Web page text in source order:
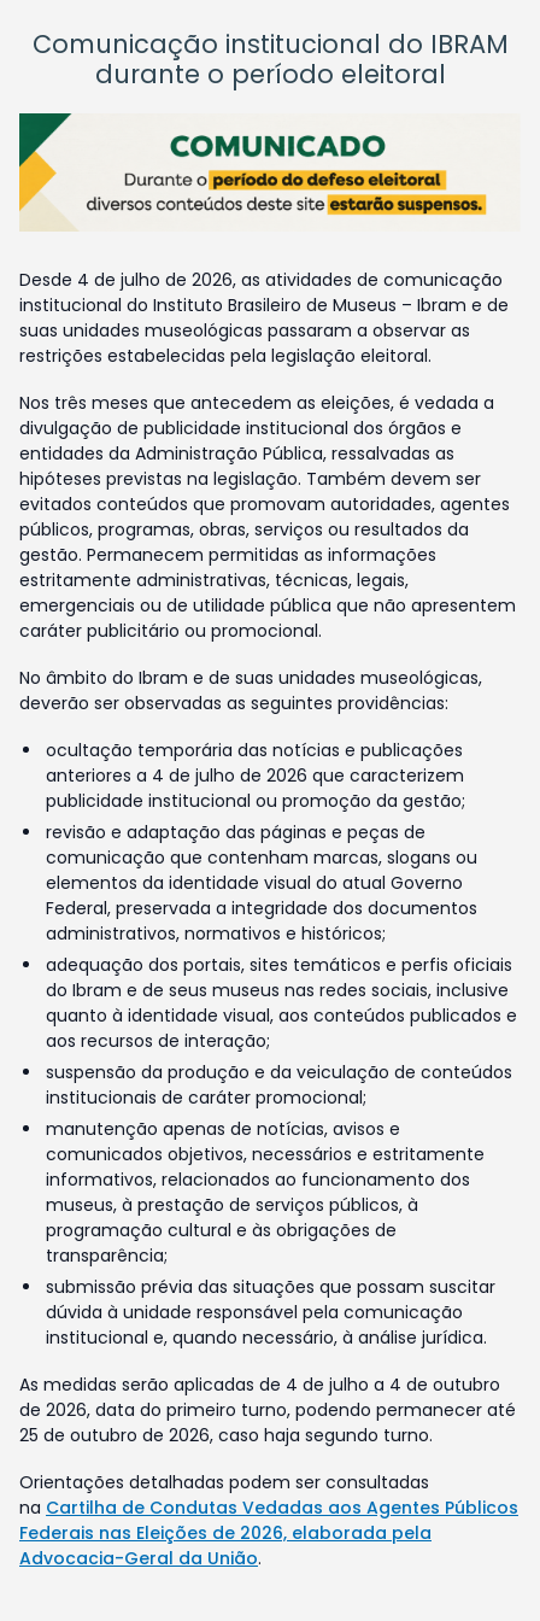
Comunicação institucional do IBRAM
durante o período eleitoral
Desde 4 de julho de 2026, as atividades de comunicação
institucional do Instituto Brasileiro de Museus – Ibram e de
suas unidades museológicas passaram a observar as
restrições estabelecidas pela legislação eleitoral.
Nos três meses que antecedem as eleições, é vedada a
divulgação de publicidade institucional dos órgãos e
entidades da Administração Pública, ressalvadas as
hipóteses previstas na legislação. Também devem ser
evitados conteúdos que promovam autoridades, agentes
públicos, programas, obras, serviços ou resultados da
gestão. Permanecem permitidas as informações
estritamente administrativas, técnicas, legais,
emergenciais ou de utilidade pública que não apresentem
caráter publicitário ou promocional.
No âmbito do Ibram e de suas unidades museológicas,
deverão ser observadas as seguintes providências:
ocultação temporária das notícias e publicações
anteriores a 4 de julho de 2026 que caracterizem
publicidade institucional ou promoção da gestão;
revisão e adaptação das páginas e peças de
comunicação que contenham marcas, slogans ou
elementos da identidade visual do atual Governo
Federal, preservada a integridade dos documentos
administrativos, normativos e históricos;
adequação dos portais, sites temáticos e perfis oficiais
do Ibram e de seus museus nas redes sociais, inclusive
quanto à identidade visual, aos conteúdos publicados e
aos recursos de interação;
suspensão da produção e da veiculação de conteúdos
institucionais de caráter promocional;
manutenção apenas de notícias, avisos e
comunicados objetivos, necessários e estritamente
informativos, relacionados ao funcionamento dos
museus, à prestação de serviços públicos, à
programação cultural e às obrigações de
transparência;
submissão prévia das situações que possam suscitar
dúvida à unidade responsável pela comunicação
institucional e, quando necessário, à análise jurídica.
As medidas serão aplicadas de 4 de julho a 4 de outubro
de 2026, data do primeiro turno, podendo permanecer até
25 de outubro de 2026, caso haja segundo turno.
Orientações detalhadas podem ser consultadas
na Cartilha de Condutas Vedadas aos Agentes Públicos
Federais nas Eleições de 2026, elaborada pela
Advocacia-Geral da União.